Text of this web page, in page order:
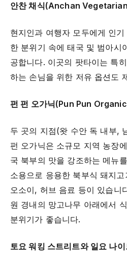
안찬 채식(Anchan
현지인과 여행자 모두에게 인
한 분위기 속에 태국 및 범아시
공합니다. 이곳의 팟타이는 특
하는 손님을 위한 저유 옵션도
펀 펀 오가닉(Pun Pun
두 곳의 지점(왓 수안 독 내부,
펀 오가닉은 소규모 지역 농장
국 북부의 맛을 강조하는 메뉴
소용으로 응용한 북부식 돼지
오소이, 허브 음료 등이 있습니
원 경내의 망고나무 아래에서
분위기가 좋습니다.
토요 워킹 스트리트와 일요 나